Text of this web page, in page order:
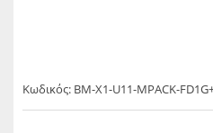
Κωδικός: BM-X1-U11-MPACK-